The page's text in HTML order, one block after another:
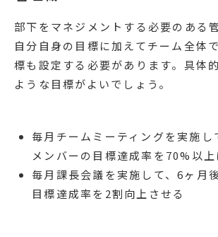
部下をマネジメントする必要のある
自分自身の目標に加えてチーム全体
標も設定する必要があります。具体
ような目標がよいでしょう。
毎月チームミーティングを実施し
メンバーの目標達成率を70%以上
毎月課長会議を実施して、6ヶ月
目標達成率を2割向上させる